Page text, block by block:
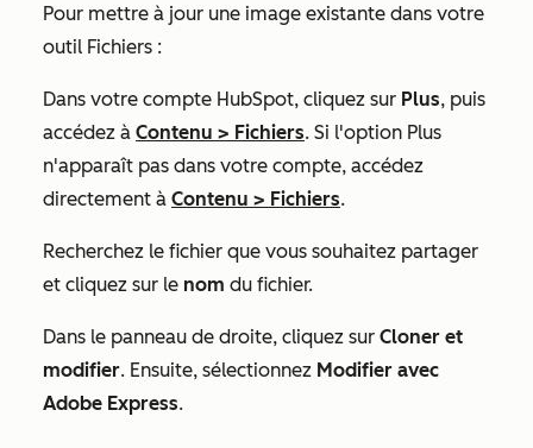
Pour mettre à jour une image existante dans votre
outil Fichiers :
Dans votre compte HubSpot, cliquez sur Plus, puis
accédez à Contenu > Fichiers. Si l'option Plus
n'apparaît pas dans votre compte, accédez
directement à Contenu > Fichiers.
Recherchez le fichier que vous souhaitez partager
et cliquez sur le nom du fichier.
Dans le panneau de droite, cliquez sur Cloner et
modifier. Ensuite, sélectionnez Modifier avec
Adobe Express.